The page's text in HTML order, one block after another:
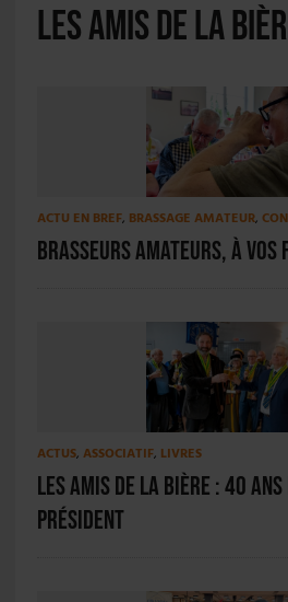
Les Amis de la
ACTU EN BREF, BRASSAGE AMATEUR,
Brasseurs amateurs, à
ACTUS, ASSOCIATIF, LIVRES
Les Amis de la Bière : 40
président